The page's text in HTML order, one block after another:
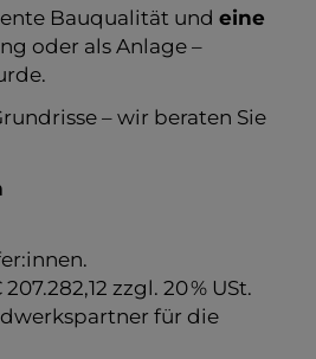
Bauqualität und eine
oder als Anlage –
– wir beraten Sie
zzgl. 20 % USt.
für die